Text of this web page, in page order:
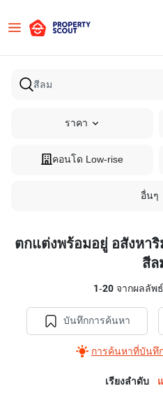
ราคา
คอนโด Low-rise
อื่นๆ
ตกแต่งพร้อมอยู่ อสังหา
สีล
1-20จากผลลัพธ์
บันทึกการค้นหา
การค้นหาที่บันทึ
เรียงลำดับ